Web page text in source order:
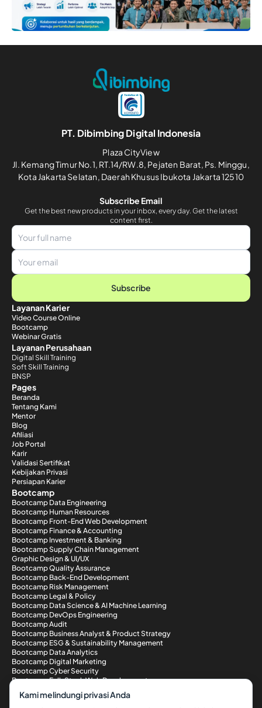
PT. Dibimbing Digital Indonesia
Plaza CityView
Jl. Kemang Timur No.1, RT.14/RW.8, Pejaten Barat, Ps. Minggu,
Kota Jakarta Selatan, Daerah Khusus Ibukota Jakarta 12510
Subscribe Email
Get the best new products in your inbox, every day. Get the latest
content first.
Subscribe
Layanan Karier
Video Course Online
Bootcamp
Webinar Gratis
Layanan Perusahaan
Digital Skill Training
Soft Skill Training
BNSP
Pages
Beranda
Tentang Kami
Mentor
Blog
Afiliasi
Job Portal
Karir
Validasi Sertifikat
Kebijakan Privasi
Persiapan Karier
Bootcamp
Bootcamp Data Engineering
Bootcamp Human Resources
Bootcamp Front-End Web Development
Bootcamp Finance & Accounting
Bootcamp Investment & Banking
Bootcamp Supply Chain Management
Graphic Design & UI/UX
Bootcamp Quality Assurance
Bootcamp Back-End Development
Bootcamp Risk Management
Bootcamp Legal & Policy
Bootcamp Data Science & AI Machine Learning
Bootcamp DevOps Engineering
Bootcamp Audit
Bootcamp Business Analyst & Product Strategy
Bootcamp ESG & Sustainability Management
Bootcamp Data Analytics
Bootcamp Digital Marketing
Bootcamp Cyber Security
Bootcamp Full-Stack Web Development
Metode Pembayaran
Kami melindungi privasi Anda